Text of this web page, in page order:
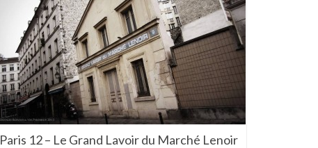
Paris 12 – Le Grand Lavoir du Marché Lenoir